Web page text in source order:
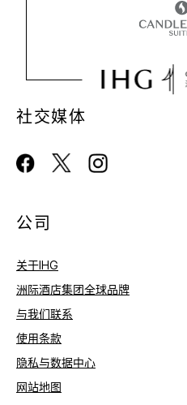
社交媒体
公司
关于IHG
洲际酒店集团全球品牌
与我们联系
使用条款
隐私与数据中心
网站地图